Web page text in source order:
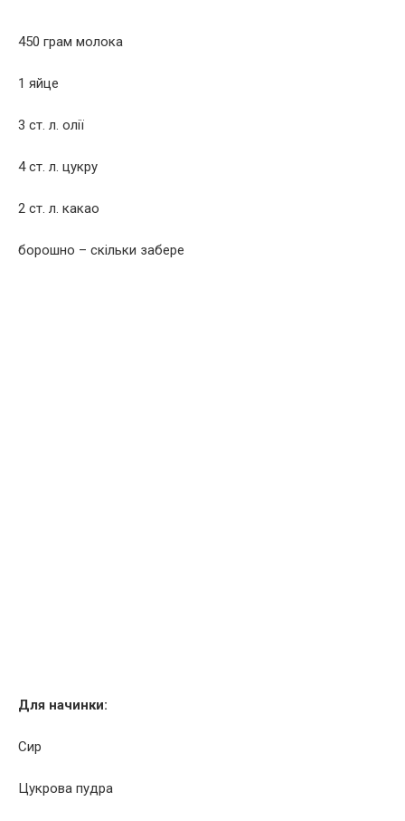
450 грам молока
1 яйце
3 ст. л. олії
4 ст. л. цукру
2 ст. л. какао
борошно – скільки забере
Для начинки:
Сир
Цукрова пудра